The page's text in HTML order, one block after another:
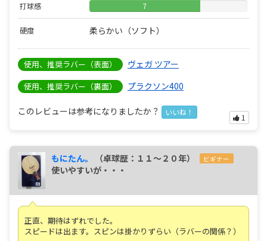
打球感 7
硬度 柔らかい（ソフト）
使用、推奨ラバー（表面） ヴェガ ツアー
使用、推奨ラバー（裏面） プラクソン400
このレビューは参考になりましたか？ いいね！
1
もにたん。 （卓球歴：１１～２０年） ビギナー
使いやすいが・・・
正直、期待はずれでした。
スピードは出ます。スピンは掛かりずらい（ラバーの関係？）